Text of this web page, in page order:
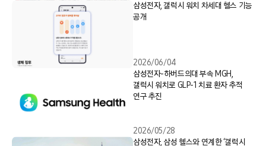
삼성전자, 갤럭시 워치 차세대 헬스 기능
공개
2026/06/04
삼성전자-하버드의대 부속 MGH,
갤럭시 워치로 GLP-1 치료 환자 추적
연구 추진
2026/05/28
삼성전자, 삼성 헬스와 연계한 ‘갤럭시